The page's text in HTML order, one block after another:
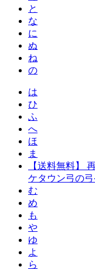
と
な
に
ぬ
ね
の
は
ひ
ふ
へ
ほ
ま
【送料無料】
ケタウン弓の
む
め
も
や
ゆ
よ
ら